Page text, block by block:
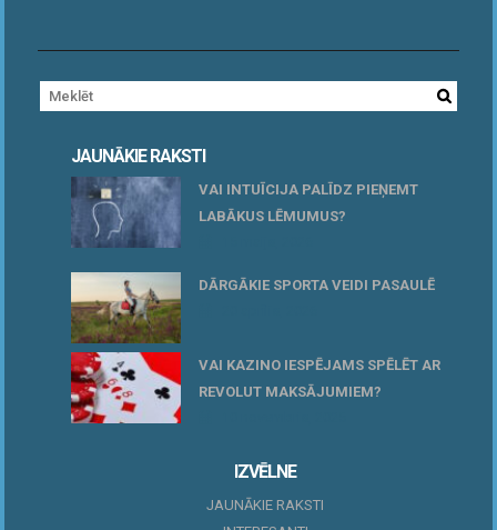
JAUNĀKIE RAKSTI
VAI INTUĪCIJA PALĪDZ PIEŅEMT
LABĀKUS LĒMUMUS?
DĀRGĀKIE SPORTA VEIDI PASAULĒ
VAI KAZINO IESPĒJAMS SPĒLĒT AR
REVOLUT MAKSĀJUMIEM?
IZVĒLNE
JAUNĀKIE RAKSTI